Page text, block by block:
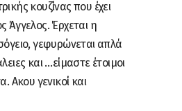
κουζίνας που έχει
Άγγελος. Έρχεται η
γεφυρώνεται απλά
και …είμαστε έτοιμοι
Ακου γενικοί και